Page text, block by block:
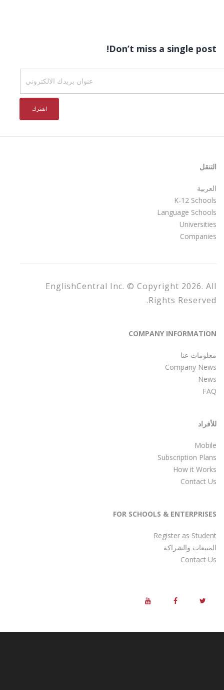
Don’t miss a single post!
التنقل
العربية
K-12 Schools
Language Schools
Universities
Companies
EnglishCentral Inc. © Copyright 2026. All
Rights Reserved.
COMPANY INFORMATION
معلومات عنا
Company News
News
FAQ
للأفراد
Mobile
Subscription Plans
How it Works
Contact Us
FOR SCHOOLS & ENTERPRISES
Register as Student
المبيعات والشراكة
Contact Us